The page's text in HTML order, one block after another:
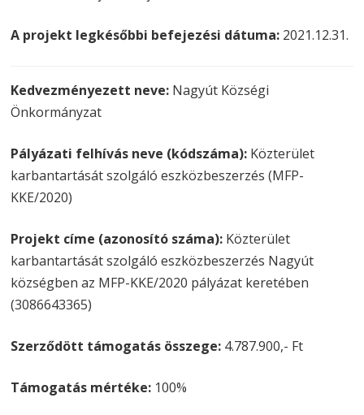
A projekt legkésőbbi befejezési dátuma: 2021.12.31.
Kedvezményezett neve: Nagyút Községi
Önkormányzat
Pályázati felhívás neve (kódszáma): Közterület
karbantartását szolgáló eszközbeszerzés (MFP-
KKE/2020)
Projekt címe (azonosító száma): Közterület
karbantartását szolgáló eszközbeszerzés Nagyút
községben az MFP-KKE/2020 pályázat keretében
(3086643365)
Szerződött támogatás összege: 4.787.900,- Ft
Támogatás mértéke: 100%